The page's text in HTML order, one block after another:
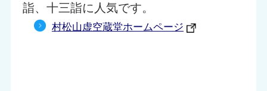
詣、十三詣に人気です。
村松山虚空蔵堂ホームページ